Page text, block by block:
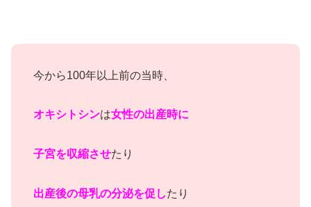
今から100年以上前の当時、
オキシトシンは女性の出産時に
子宮を収縮させたり
出産後の母乳の分泌を促したり